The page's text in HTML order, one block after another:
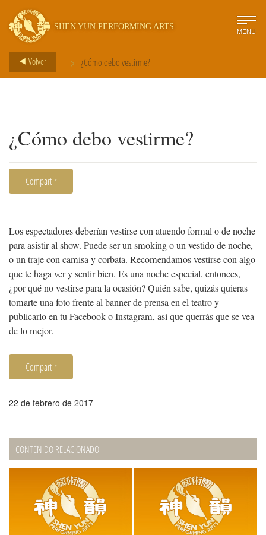
SHEN YUN PERFORMING ARTS MENU
Volver > ¿Cómo debo vestirme?
¿Cómo debo vestirme?
Compartir
Los espectadores deberían vestirse con atuendo formal o de noche
para asistir al show. Puede ser un smoking o un vestido de noche,
o un traje con camisa y corbata. Recomendamos vestirse con algo
que te haga ver y sentir bien. Es una noche especial, entonces,
¿por qué no vestirse para la ocasión? Quién sabe, quizás quieras
tomarte una foto frente al banner de prensa en el teatro y
publicarlo en tu Facebook o Instagram, así que querrás que se vea
de lo mejor.
Compartir
22 de febrero de 2017
CONTENIDO RELACIONADO